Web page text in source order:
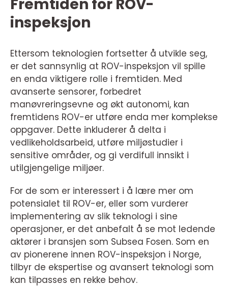
Fremtiden for ROV-
inspeksjon
Ettersom teknologien fortsetter å utvikle seg,
er det sannsynlig at ROV-inspeksjon vil spille
en enda viktigere rolle i fremtiden. Med
avanserte sensorer, forbedret
manøvreringsevne og økt autonomi, kan
fremtidens ROV-er utføre enda mer komplekse
oppgaver. Dette inkluderer å delta i
vedlikeholdsarbeid, utføre miljøstudier i
sensitive områder, og gi verdifull innsikt i
utilgjengelige miljøer.
For de som er interessert i å lære mer om
potensialet til ROV-er, eller som vurderer
implementering av slik teknologi i sine
operasjoner, er det anbefalt å se mot ledende
aktører i bransjen som Subsea Fosen. Som en
av pionerene innen ROV-inspeksjon i Norge,
tilbyr de ekspertise og avansert teknologi som
kan tilpasses en rekke behov.